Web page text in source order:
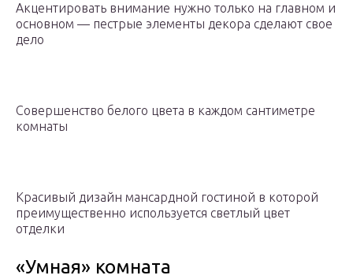
Акцентировать внимание нужно только на главном и
основном — пестрые элементы декора сделают свое
дело
Совершенство белого цвета в каждом сантиметре
комнаты
Красивый дизайн мансардной гостиной в которой
преимущественно используется светлый цвет
отделки
«Умная» комната